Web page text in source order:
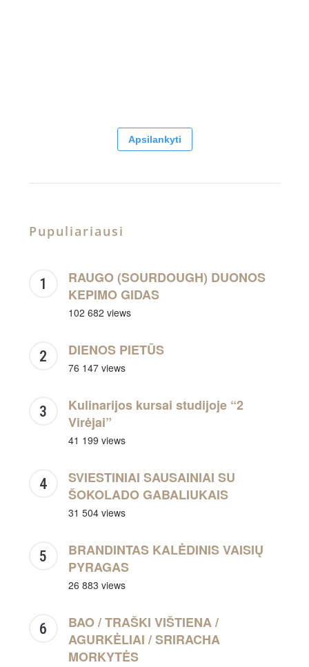
Apsilankyti
Pupuliariausi
RAUGO (SOURDOUGH) DUONOS
KEPIMO GIDAS
102 682 views
DIENOS PIETŪS
76 147 views
Kulinarijos kursai studijoje “2
Virėjai”
41 199 views
SVIESTINIAI SAUSAINIAI SU
ŠOKOLADO GABALIUKAIS
31 504 views
BRANDINTAS KALĖDINIS VAISIŲ
PYRAGAS
26 883 views
BAO / TRAŠKI VIŠTIENA /
AGURKĖLIAI / SRIRACHA
MORKYTĖS